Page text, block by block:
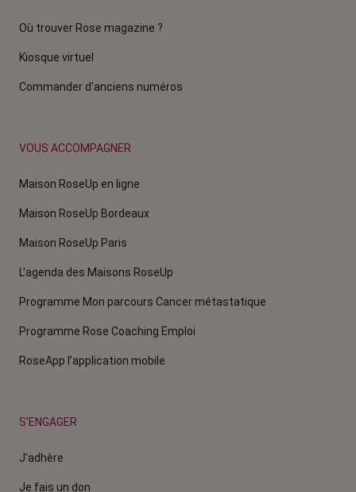
Où trouver Rose magazine ?
Kiosque virtuel
Commander d'anciens numéros
VOUS ACCOMPAGNER
Maison RoseUp en ligne
Maison RoseUp Bordeaux
Maison RoseUp Paris
L'agenda des Maisons RoseUp
Programme Mon parcours Cancer métastatique
Programme Rose Coaching Emploi
RoseApp l’application mobile
S'ENGAGER
J'adhère
Je fais un don